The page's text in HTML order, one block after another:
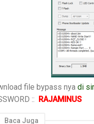
file bypass nya di
:: RAJAMINUS
Baca Juga